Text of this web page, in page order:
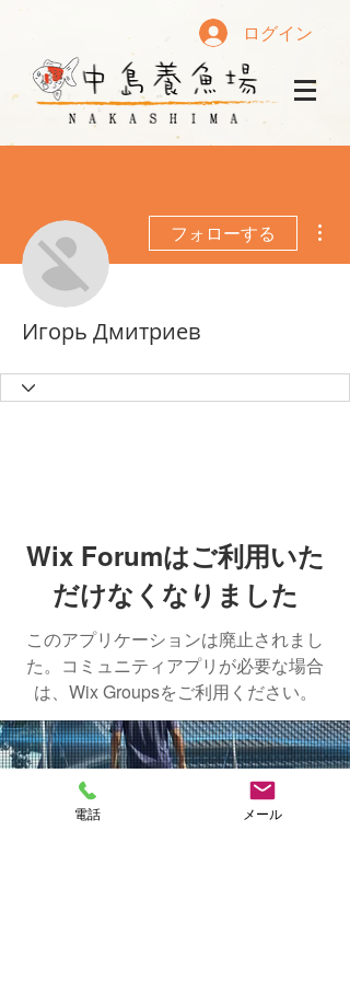
ログイン
フォローする
Игорь Дмитриев
Wix Forumはご利用いた
だけなくなりました
このアプリケーションは廃止されまし
た。コミュニティアプリが必要な場合
は、Wix Groupsをご利用ください。
NAKASHIMA
電話 メール